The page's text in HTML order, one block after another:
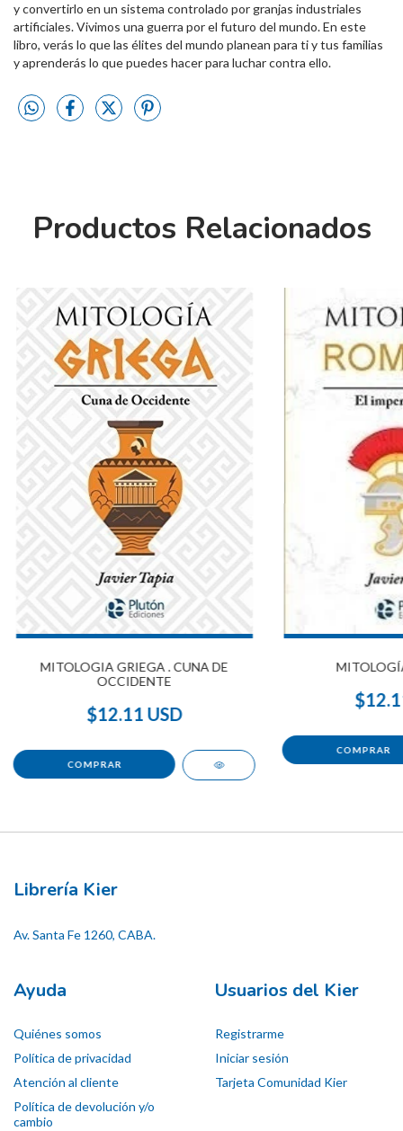
y convertirlo en un sistema controlado por granjas industriales
artificiales. Vivimos una guerra por el futuro del mundo. En este
libro, verás lo que las élites del mundo planean para ti y tus familias
y aprenderás lo que puedes hacer para luchar contra ello.
Productos Relacionados
MITOLOGIA GRIEGA . CUNA DE
OCCIDENTE
$12.11 USD
Librería Kier
Av. Santa Fe 1260, CABA.
Ayuda
Quiénes somos
Política de privacidad
Atención al cliente
Política de devolución y/o
cambio
Usuarios del Kier
Registrarme
Iniciar sesión
Tarjeta Comunidad Kier